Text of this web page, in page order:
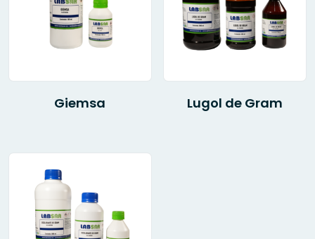
Giemsa Lugol de Gram